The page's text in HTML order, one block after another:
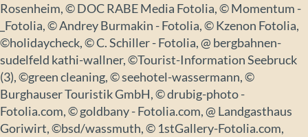
Rosenheim, © DOC RABE Media Fotolia, © Momentum -
_Fotolia, © Andrey Burmakin - Fotolia, © Kzenon Fotolia,
©holidaycheck, © C. Schiller - Fotolia, @ bergbahnen-
sudelfeld kathi-wallner, ©Tourist-Information Seebruck
(3), ©green cleaning, © seehotel-wassermann, ©
Burghauser Touristik GmbH, © drubig-photo -
Fotolia.com, © goldbany - Fotolia.com, @ Landgasthaus
Goriwirt, ©bsd/wassmuth, © 1stGallery-Fotolia.com,